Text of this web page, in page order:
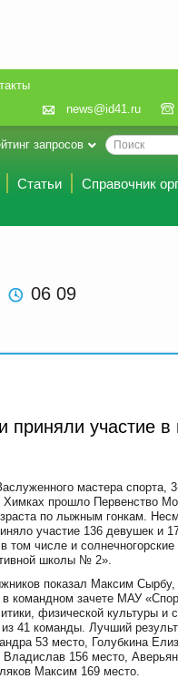
news@id41.ru
запросов
Статьи
Справочник
06 09
приняли участие в
мастера спорта,
прошло Первенство
по лыжным гонкам.
участие 136 девушек и
том числе и
школы № 2».
показал Максим Сырбу,
в командном зачете МАУ
физической культуры и
из 41 команды. Лучший
53 место, Голубкина
156 место,
Максим 169 место.